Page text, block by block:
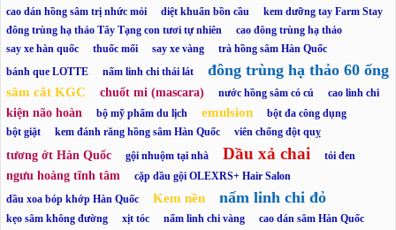
cao dán hồng sâm trị nhức mỏi diệt khuẩn bồn cầu
kem dưỡng tay Farm Stay
đông trùng hạ thảo Tây Tạng con tươi tự nhiên
cao đông trùng hạ thảo
say xe hàn quốc
thuốc mối say xe vàng
trà hồng sâm Hàn Quốc
bánh que LOTTE
nấm linh chi thái lát đông trùng hạ thảo 60 ống
sâm cắt KGC chuốt mi (mascara) nước hồng sâm có củ cao linh chi
kiện não hoàn bộ mỹ phẩm du lịch emulsion
bột đa công dụng
bột giặt
kem đánh răng hồng sâm Hàn Quốc viên chống đột quỵ
tương ớt Hàn Quốc gội nhuộm tại nhà Dầu xả chai tỏi đen
ngưu hoàng tĩnh tâm
cặp dầu gội OLEXRS+ Hair Salon
dầu xoa bóp khớp Hàn Quốc
Kem nền nấm linh chi đỏ
kẹo sâm không đường xịt tóc nấm linh chi vàng
cao dán sâm Hàn Quốc